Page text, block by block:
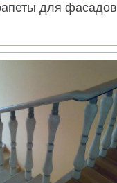
Подробнее
для фасадов